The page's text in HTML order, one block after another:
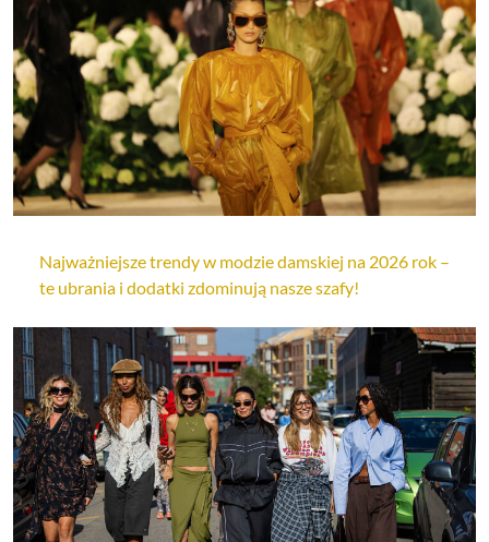
Najważniejsze trendy w modzie damskiej na 2026 rok –
te ubrania i dodatki zdominują nasze szafy!